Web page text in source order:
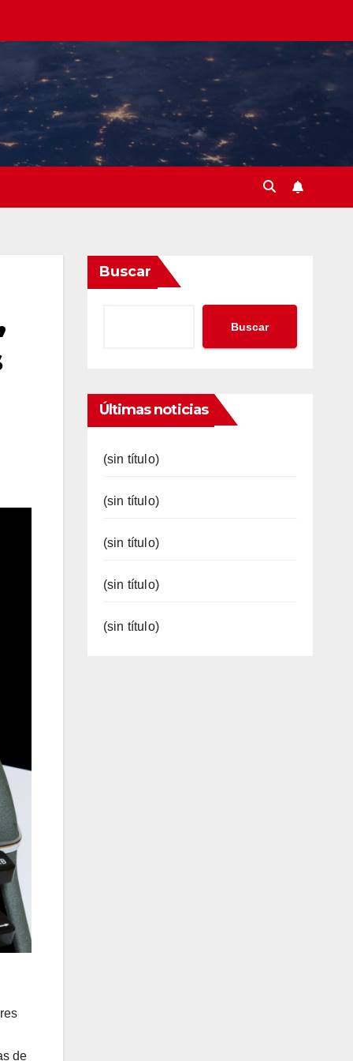
de
Buscar
Buscar
Últimas noticias
(sin título)
(sin título)
(sin título)
(sin título)
(sin título)